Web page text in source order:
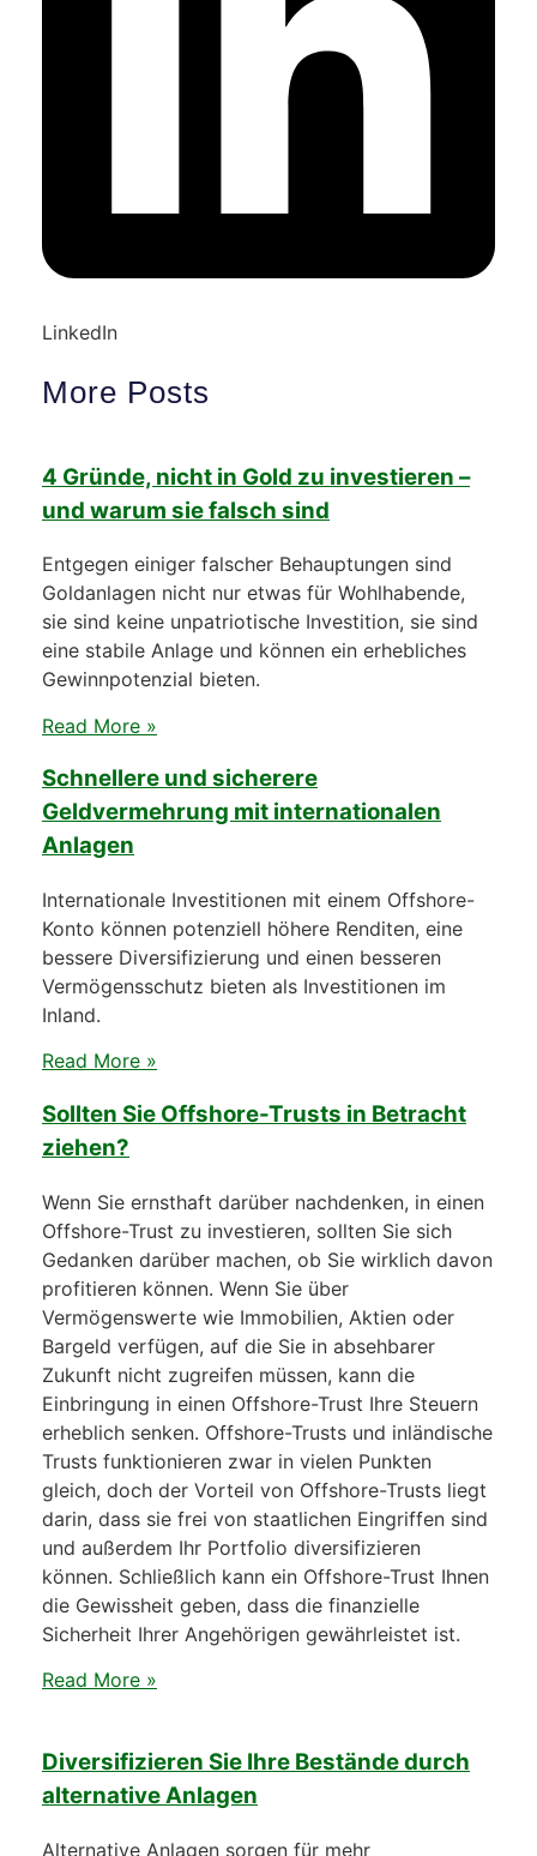
LinkedIn
More Posts
4 Gründe, nicht in Gold zu investieren –
und warum sie falsch sind
Entgegen einiger falscher Behauptungen sind
Goldanlagen nicht nur etwas für Wohlhabende,
sie sind keine unpatriotische Investition, sie sind
eine stabile Anlage und können ein erhebliches
Gewinnpotenzial bieten.
Read More »
Schnellere und sicherere
Geldvermehrung mit internationalen
Anlagen
Internationale Investitionen mit einem Offshore-
Konto können potenziell höhere Renditen, eine
bessere Diversifizierung und einen besseren
Vermögensschutz bieten als Investitionen im
Inland.
Read More »
Sollten Sie Offshore-Trusts in Betracht
ziehen?
Wenn Sie ernsthaft darüber nachdenken, in einen
Offshore-Trust zu investieren, sollten Sie sich
Gedanken darüber machen, ob Sie wirklich davon
profitieren können. Wenn Sie über
Vermögenswerte wie Immobilien, Aktien oder
Bargeld verfügen, auf die Sie in absehbarer
Zukunft nicht zugreifen müssen, kann die
Einbringung in einen Offshore-Trust Ihre Steuern
erheblich senken. Offshore-Trusts und inländische
Trusts funktionieren zwar in vielen Punkten
gleich, doch der Vorteil von Offshore-Trusts liegt
darin, dass sie frei von staatlichen Eingriffen sind
und außerdem Ihr Portfolio diversifizieren
können. Schließlich kann ein Offshore-Trust Ihnen
die Gewissheit geben, dass die finanzielle
Sicherheit Ihrer Angehörigen gewährleistet ist.
Read More »
Diversifizieren Sie Ihre Bestände durch
alternative Anlagen
Alternative Anlagen sorgen für mehr